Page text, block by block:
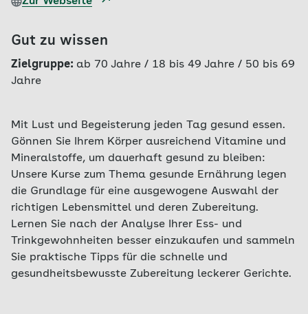
Gut zu wissen
Zielgruppe: ab 70 Jahre / 18 bis 49 Jahre / 50 bis 69
Jahre
Mit Lust und Begeisterung jeden Tag gesund essen.
Gönnen Sie Ihrem Körper ausreichend Vitamine und
Mineralstoffe, um dauerhaft gesund zu bleiben:
Unsere Kurse zum Thema gesunde Ernährung legen
die Grundlage für eine ausgewogene Auswahl der
richtigen Lebensmittel und deren Zubereitung.
Lernen Sie nach der Analyse Ihrer Ess- und
Trinkgewohnheiten besser einzukaufen und sammeln
Sie praktische Tipps für die schnelle und
gesundheitsbewusste Zubereitung leckerer Gerichte.